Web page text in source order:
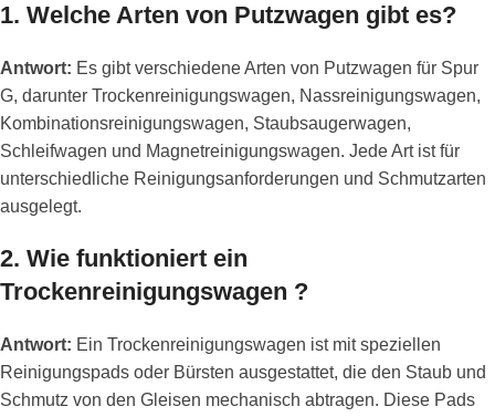
1. Welche Arten von Putzwagen gibt es?
Antwort: Es gibt verschiedene Arten von Putzwagen für Spur
G, darunter Trockenreinigungswagen, Nassreinigungswagen,
Kombinationsreinigungswagen, Staubsaugerwagen,
Schleifwagen und Magnetreinigungswagen. Jede Art ist für
unterschiedliche Reinigungsanforderungen und Schmutzarten
ausgelegt.
2. Wie funktioniert ein
Trockenreinigungswagen ?
Antwort: Ein Trockenreinigungswagen ist mit speziellen
Reinigungspads oder Bürsten ausgestattet, die den Staub und
Schmutz von den Gleisen mechanisch abtragen. Diese Pads